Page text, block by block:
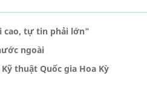
cao, tự tin phải lớn"
ngoài
thuật Quốc gia Hoa Kỳ